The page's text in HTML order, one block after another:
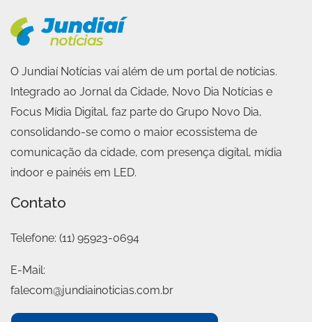
O Jundiaí Notícias vai além de um portal de notícias.
Integrado ao Jornal da Cidade, Novo Dia Notícias e
Focus Mídia Digital, faz parte do Grupo Novo Dia,
consolidando-se como o maior ecossistema de
comunicação da cidade, com presença digital, mídia
indoor e painéis em LED.
Contato
Telefone: (11) 95923-0694
E-Mail:
falecom@jundiainoticias.com.br